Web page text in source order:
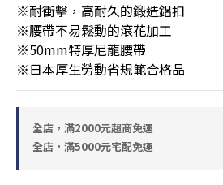
※耐衝擊，高耐久的鍛造鋁扣
※腰帶不易鬆動的滾花加工
※50mm特厚尼龍腰帶
※日本厚生勞動省規範合格品
全店，滿2000元超商免運
全店，滿5000元宅配免運